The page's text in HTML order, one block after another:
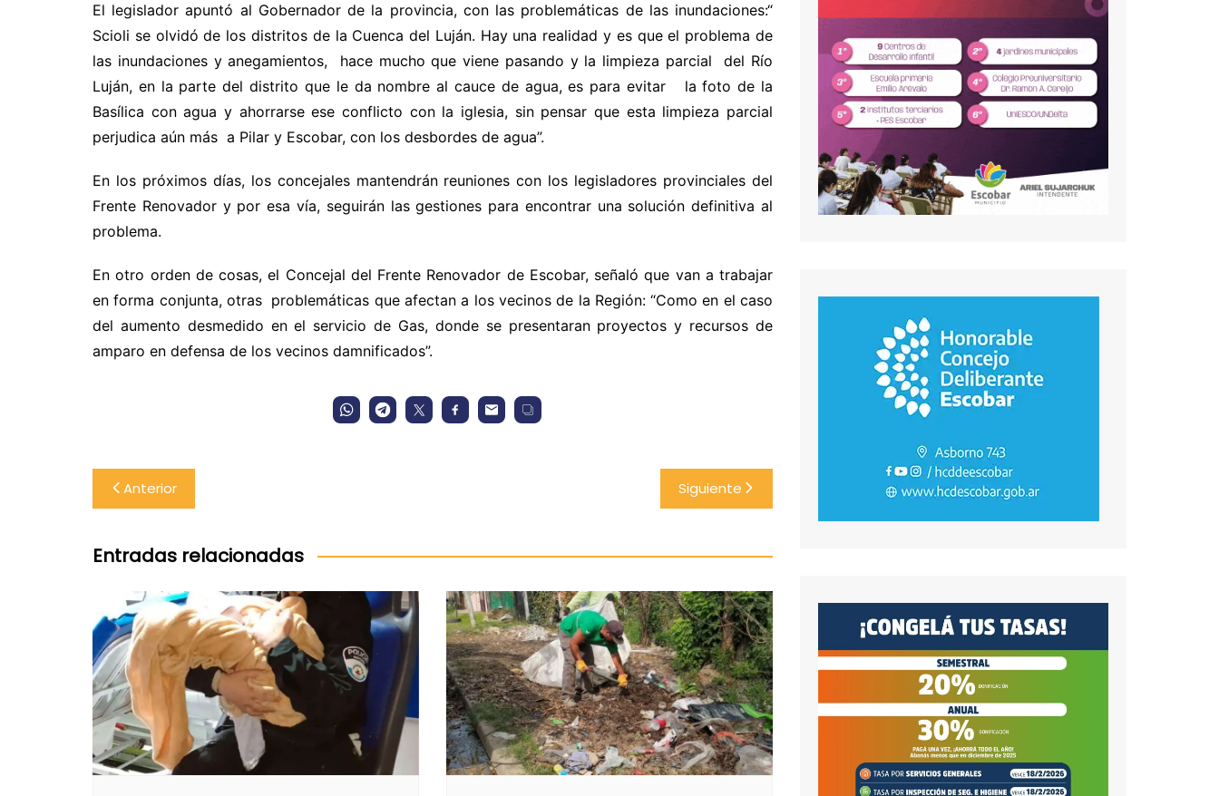
El legislador apuntó al Gobernador de la provincia, con las problemáticas de las inundaciones:“
Scioli se olvidó de los distritos de la Cuenca del Luján. Hay una realidad y es que el problema de
las inundaciones y anegamientos, hace mucho que viene pasando y la limpieza parcial del Río
Luján, en la parte del distrito que le da nombre al cauce de agua, es para evitar la foto de la
Basílica con agua y ahorrarse ese conflicto con la iglesia, sin pensar que esta limpieza parcial
perjudica aún más a Pilar y Escobar, con los desbordes de agua”.
En los próximos días, los concejales mantendrán reuniones con los legisladores provinciales del
Frente Renovador y por esa vía, seguirán las gestiones para encontrar una solución definitiva al
problema.
En otro orden de cosas, el Concejal del Frente Renovador de Escobar, señaló que van a trabajar
en forma conjunta, otras problemáticas que afectan a los vecinos de la Región: “Como en el caso
del aumento desmedido en el servicio de Gas, donde se presentaran proyectos y recursos de
amparo en defensa de los vecinos damnificados”.
Navegación
de
entradas
Anterior Siguiente
Entradas relacionadas